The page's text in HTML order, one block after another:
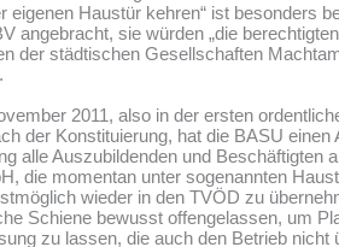
eigenen Haustür kehren“ ist besonders
angebracht, sie würden „die
der städtischen Gesellschaften
2011, also in der ersten
der Konstituierung, hat die BASU einen
alle Auszubildenden und Beschäftigten
die momentan unter sogenannten
wieder in den TVÖD zu
Schiene bewusst offengelassen, um
zu lassen, die auch den Betrieb nicht